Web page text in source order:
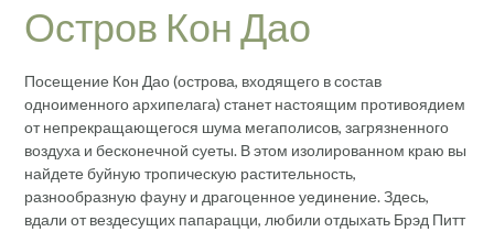
Остров Кон Дао
Посещение Кон Дао (острова, входящего в состав
одноименного архипелага) станет настоящим противоядием
от непрекращающегося шума мегаполисов, загрязненного
воздуха и бесконечной суеты. В этом изолированном краю вы
найдете буйную тропическую растительность,
разнообразную фауну и драгоценное уединение. Здесь,
вдали от вездесущих папарацци, любили отдыхать Брэд Питт